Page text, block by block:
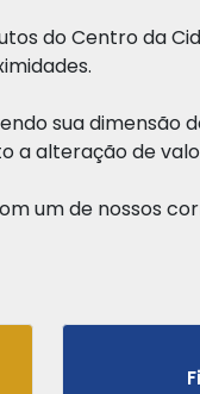
do Centro da
sua dimensão
a alteração de
um de nossos